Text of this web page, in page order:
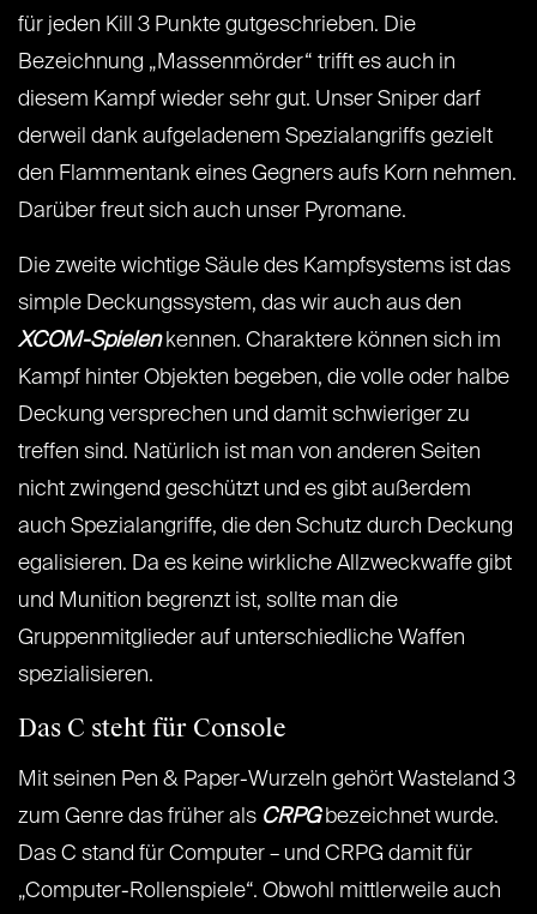
für jeden Kill 3 Punkte gutgeschrieben. Die
Bezeichnung „Massenmörder“ trifft es auch in
diesem Kampf wieder sehr gut. Unser Sniper darf
derweil dank aufgeladenem Spezialangriffs gezielt
den Flammentank eines Gegners aufs Korn nehmen.
Darüber freut sich auch unser Pyromane.
Die zweite wichtige Säule des Kampfsystems ist das
simple Deckungssystem, das wir auch aus den
XCOM-Spielenkennen. Charaktere können sich im
Kampf hinter Objekten begeben, die volle oder halbe
Deckung versprechen und damit schwieriger zu
treffen sind. Natürlich ist man von anderen Seiten
nicht zwingend geschützt und es gibt außerdem
auch Spezialangriffe, die den Schutz durch Deckung
egalisieren. Da es keine wirkliche Allzweckwaffe gibt
und Munition begrenzt ist, sollte man die
Gruppenmitglieder auf unterschiedliche Waffen
spezialisieren.
Das C steht für Console
Mit seinen Pen & Paper-Wurzeln gehört Wasteland 3
zum Genre das früher als CRPG bezeichnet wurde.
Das C stand für Computer – und CRPG damit für
„Computer-Rollenspiele“. Obwohl mittlerweile auch